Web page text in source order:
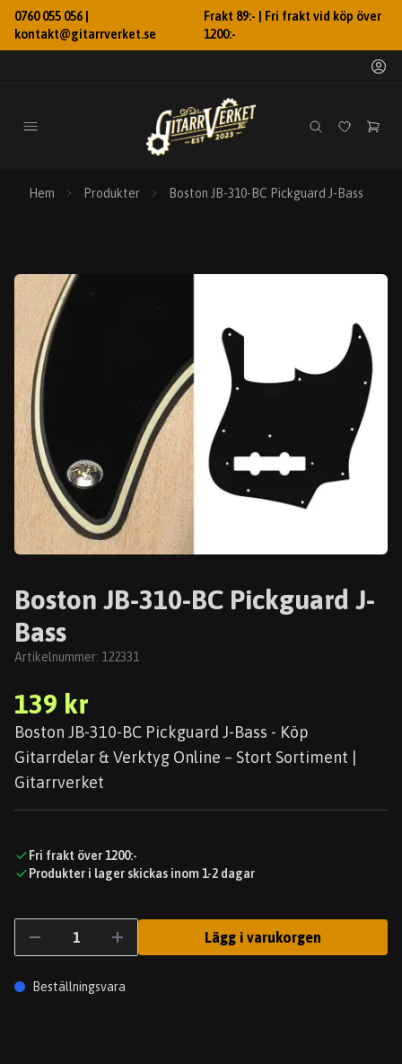
0760 055 056 |
kontakt@gitarrverket.se
Frakt 89:- | Fri frakt vid köp över
1200:-
Hem Produkter Boston JB-310-BC Pickguard J-Bass
Boston JB-310-BC Pickguard J-
Bass
Artikelnummer: 122331
139 kr
Boston JB-310-BC Pickguard J-Bass - Köp
Gitarrdelar & Verktyg Online – Stort Sortiment |
Gitarrverket
Fri frakt över 1200:-
Produkter i lager skickas inom 1-2 dagar
Lägg i varukorgen
Beställningsvara